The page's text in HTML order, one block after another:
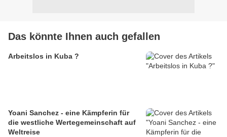
Das könnte Ihnen auch gefallen
Arbeitslos in Kuba ?
Yoani Sanchez - eine Kämpferin für
die westliche Wertegemeinschaft auf
Weltreise